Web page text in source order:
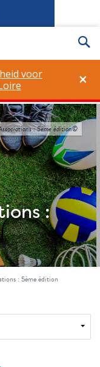
×
voor
:
: 5ème édition©
: 5ème édition